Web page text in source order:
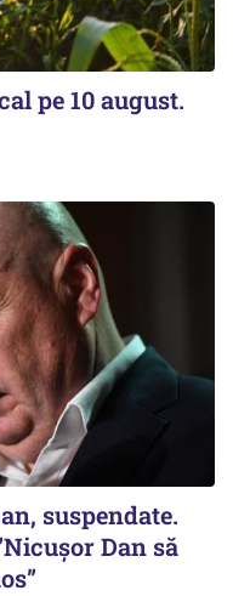
pe 10 august.
suspendate.
Dan să